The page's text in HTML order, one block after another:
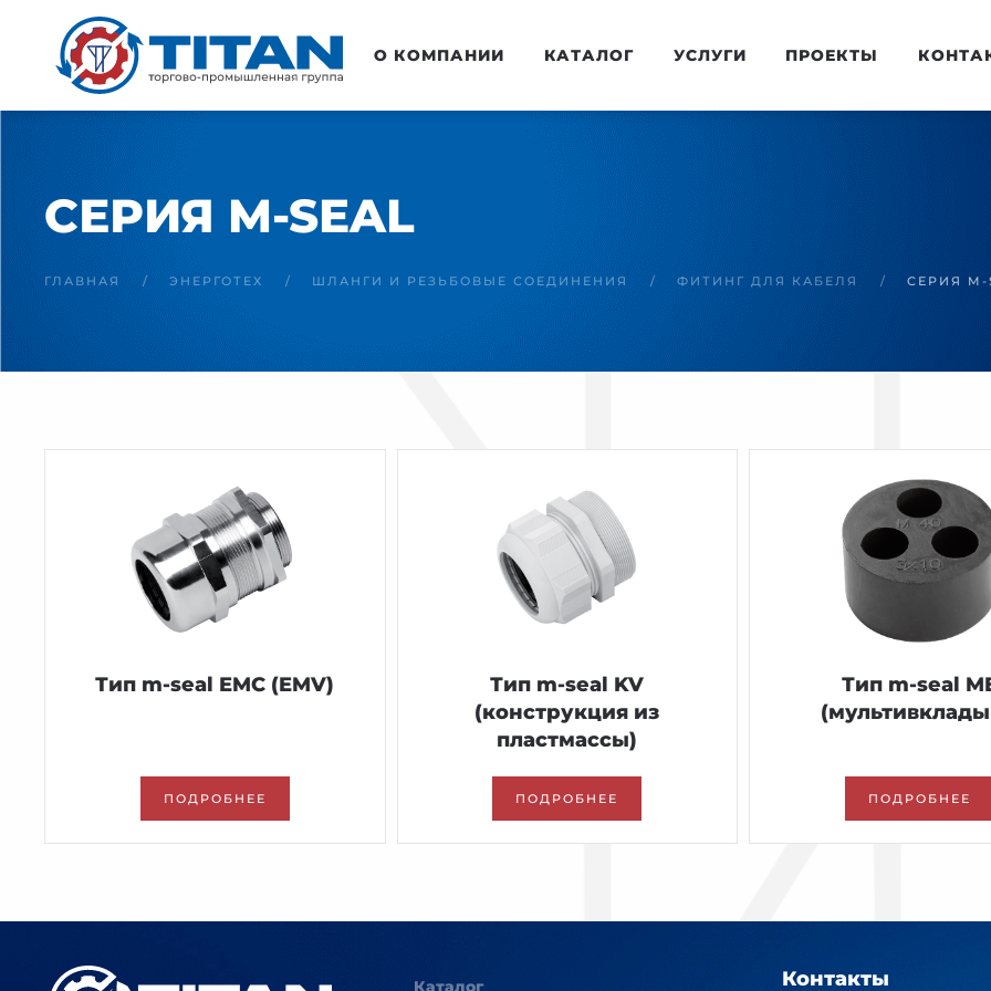
Перейти к основному содержанию О КОМПАНИИ КАТАЛОГ УСЛУГИ ПРОЕКТЫ
СЕРИЯ M-SEAL
ГЛАВНАЯ ЭНЕРГОТЕХ ШЛАНГИ И РЕЗЬБОВЫЕ СОЕДИНЕНИЯ ФИТИНГ ДЛЯ КАБЕЛЯ СЕРИЯ M-
Тип m-seal EMC (EMV)
ПОДРОБНЕЕ
Тип m-seal KV
(конструкция из
пластмассы)
ПОДРОБНЕЕ
Тип m-seal
ПОДРОБНЕЕ
Каталог Контакты